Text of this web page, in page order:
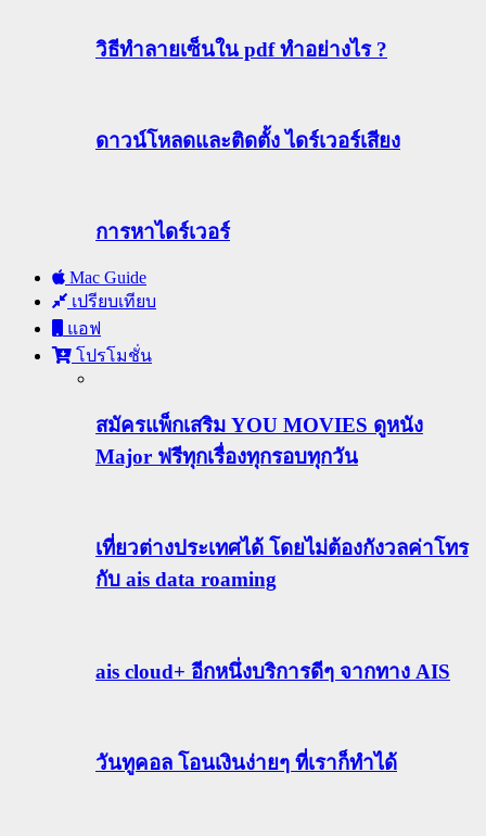
วิธีทําลายเซ็นใน pdf ทำอย่างไร ?
ดาวน์โหลดและติดตั้ง ไดร์เวอร์เสียง
การหาไดร์เวอร์
Mac Guide
เปรียบเทียบ
แอฟ
โปรโมชั่น
สมัครแพ็กเสริม YOU MOVIES ดูหนัง
Major ฟรีทุกเรื่องทุกรอบทุกวัน
เที่ยวต่างประเทศได้ โดยไม่ต้องกังวลค่าโทร
กับ ais data roaming
ais cloud+ อีกหนึ่งบริการดีๆ จากทาง AIS
วันทูคอล โอนเงินง่ายๆ ที่เราก็ทำได้